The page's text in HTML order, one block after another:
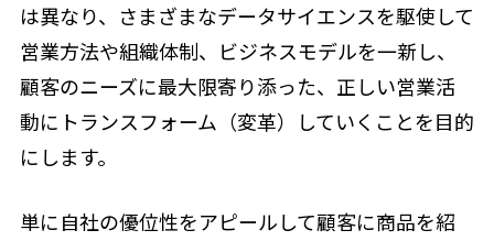
は異なり、さまざまなデータサイエンスを駆使して
営業方法や組織体制、ビジネスモデルを一新し、
顧客のニーズに最大限寄り添った、正しい営業活
動にトランスフォーム（変革）していくことを目的
にします。
単に自社の優位性をアピールして顧客に商品を紹